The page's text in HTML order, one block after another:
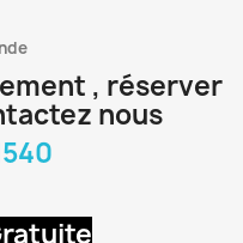
, réserver
nous